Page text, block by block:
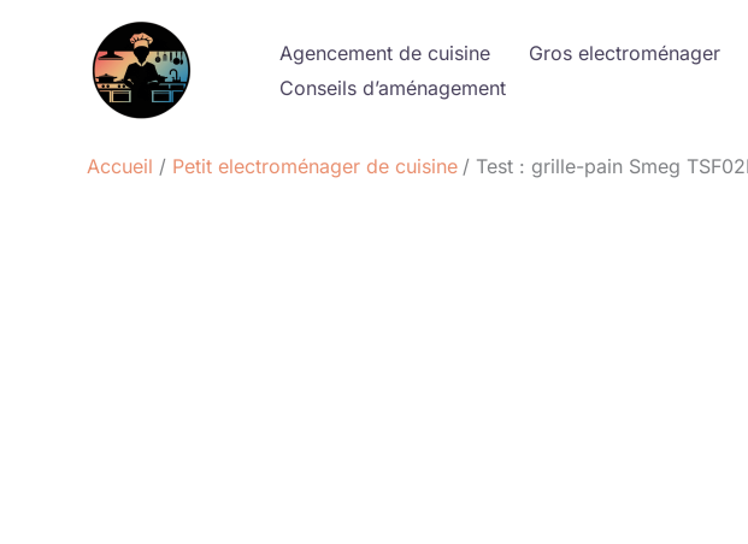
Agencement de cuisine Gros electroménager
Conseils d’aménagement
Accueil Petit electroménager de cuisine Test : grille-pain Smeg